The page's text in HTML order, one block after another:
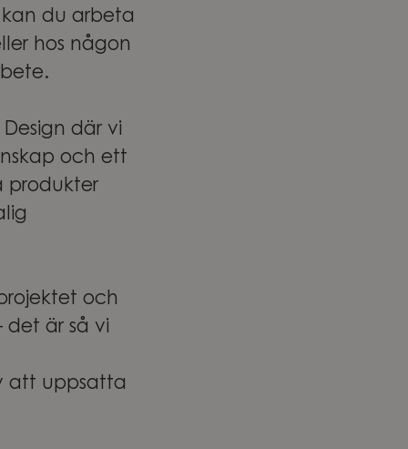
du arbeta
hos någon
där vi
och ett
produkter
och
det är så vi
att uppsatta